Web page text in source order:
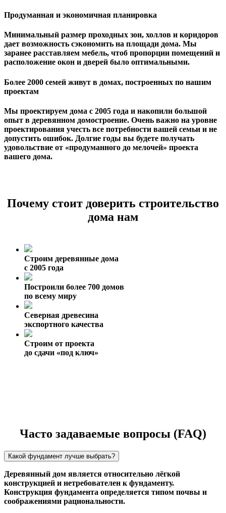
Продуманная и экономичная планировка
Минимальный размер проходных зон, холлов и коридоров
дает возможность сэкономить на площади дома. Мы
заранее расставляем мебель, чтоб пропорции помещений и
расположение окон и дверей было оптимальными.
Более 2000 семей живут в домах, построенных по нашим
проектам
Мы проектируем дома с 2005 года и накопили большой
опыт в деревянном домостроение. Очень важно на уровне
проектирования учесть все потребности вашей семьи и не
допустить ошибок. Долгие годы вы будете получать
удовольствие от «продуманного до мелочей» проекта
вашего дома.
Почему стоит доверить строительство
дома нам
Строим деревянные дома
с 2005 года
Построили более 700 домов
по всему миру
Северная древесина
экспортного качества
Строим от проекта
до сдачи «под ключ»
Часто задаваемые вопросы (FAQ)
Какой фундамент лучше выбрать?
Деревянный дом является относительно лёгкой
конструкцией и нетребователен к фундаменту.
Конструкция фундамента определяется типом почвы и
соображениями рациональности.